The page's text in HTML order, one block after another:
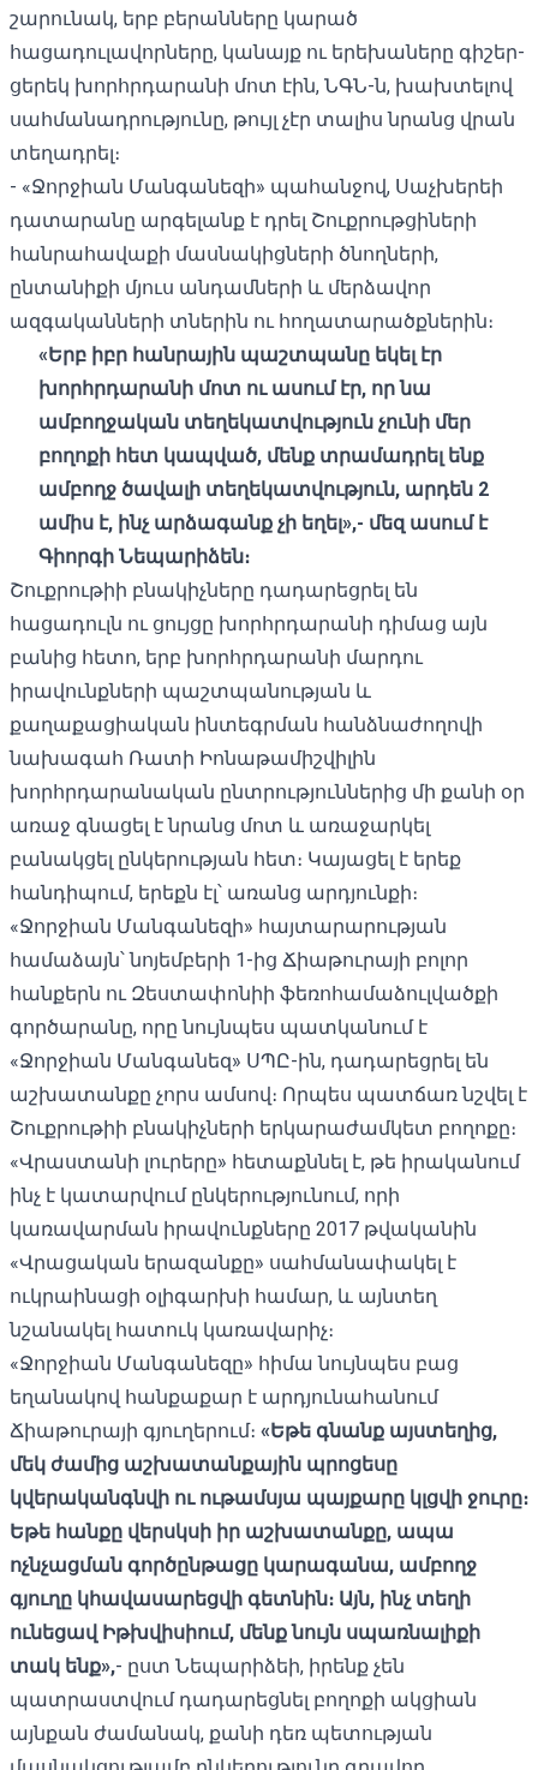
շարունակ, երբ բերանները կարած
հացադուլավորները, կանայք ու երեխաները գիշեր-
ցերեկ խորհրդարանի մոտ էին, ՆԳՆ-ն, խախտելով
սահմանադրությունը, թույլ չէր տալիս նրանց վրան
տեղադրել։
- «Ջորջիան Մանգանեզի» պահանջով, Սաչխերեի
դատարանը արգելանք է դրել Շուքրութցիների
հանրահավաքի մասնակիցների ծնողների,
ընտանիքի մյուս անդամների և մերձավոր
ազգականների տներին ու հողատարածքներին։
«Երբ իբր հանրային պաշտպանը եկել էր
խորհրդարանի մոտ ու ասում էր, որ նա
ամբողջական տեղեկատվություն չունի մեր
բողոքի հետ կապված, մենք տրամադրել ենք
ամբողջ ծավալի տեղեկատվություն, արդեն 2
ամիս է, ինչ արձագանք չի եղել»,- մեզ ասում է
Գիորգի Նեպարիձեն։
Շուքրութիի բնակիչները դադարեցրել են
հացադուլն ու ցույցը խորհրդարանի դիմաց այն
բանից հետո, երբ խորհրդարանի մարդու
իրավունքների պաշտպանության և
քաղաքացիական ինտեգրման հանձնաժողովի
նախագահ Ռատի Իոնաթամիշվիլին
խորհրդարանական ընտրություններից մի քանի օր
առաջ գնացել է նրանց մոտ և առաջարկել
բանակցել ընկերության հետ։ Կայացել է երեք
հանդիպում, երեքն էլ՝ առանց արդյունքի։
«Ջորջիան Մանգանեզի» հայտարարության
համաձայն՝ նոյեմբերի 1-ից Ճիաթուրայի բոլոր
հանքերն ու Զեստափոնիի ֆեռոհամաձուլվածքի
գործարանը, որը նույնպես պատկանում է
«Ջորջիան Մանգանեզ» ՍՊԸ-ին, դադարեցրել են
աշխատանքը չորս ամսով։ Որպես պատճառ նշվել է
Շուքրութիի բնակիչների երկարաժամկետ բողոքը։
«Վրաստանի լուրերը» հետաքննել է, թե իրականում
ինչ է կատարվում ընկերությունում, որի
կառավարման իրավունքները 2017 թվականին
«Վրացական երազանքը» սահմանափակել է
ուկրաինացի օլիգարխի համար, և այնտեղ
նշանակել հատուկ կառավարիչ։
«Ջորջիան Մանգանեզը» հիմա նույնպես բաց
եղանակով հանքաքար է արդյունահանում
Ճիաթուրայի գյուղերում։ «Եթե գնանք այստեղից,
մեկ ժամից աշխատանքային պրոցեսը
կվերականգնվի ու ութամսյա պայքարը կլցվի ջուրը։
Եթե ​​հանքը վերսկսի իր աշխատանքը, ապա
ոչնչացման գործընթացը կարագանա, ամբողջ
գյուղը կհավասարեցվի գետնին։ Այն, ինչ տեղի
ունեցավ Իթխվիսիում, մենք նույն սպառնալիքի
տակ ենք»,- ըստ Նեպարիձեի, իրենք չեն
պատրաստվում դադարեցնել բողոքի ակցիան
այնքան ժամանակ, քանի դեռ պետության